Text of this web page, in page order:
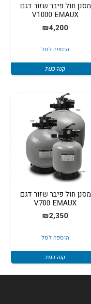
מסנן חול פיבר שזור דגם
V1000 EMAUX
₪4,200
הוספה לסל
קנה כעת
מסנן חול פיבר שזור דגם
V700 EMAUX
₪2,350
הוספה לסל
קנה כעת